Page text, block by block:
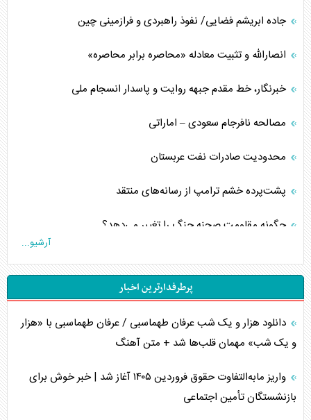
جاده ابریشم فضایی/ نفوذ راهبردی و فرازمینی چین
انصارالله و تثبیت معادله «محاصره برابر محاصره»
خبرنگار، خط مقدم جبهه روایت و پاسدار انسجام ملی
مصالحه نافرجام سعودی – اماراتی
محدودیت صادرات نفت عربستان
پشت‌پرده خشم ترامپ از رسانه‌های منتقد
چگونه مقاومت صحنه جنگ را تغییر می‌دهد؟
جنگ رمضان و معضل حضور نظامیان آمریکایی
تحلیل جامع پدیده تراستی‌ها
تأثیر جنگ ایران و آمریکا بر اقتصاد جهانی
اربعین، کابوس مشترک تل‌آویو-واشنگتن
آرشیو...
پرطرفدارترین اخبار
دانلود هزار و یک شب عرفان طهماسبی / عرفان طهماسبی با «هزار
و یک شب» مهمان قلب‌ها شد + متن آهنگ
واریز مابه‌التفاوت حقوق فروردین ۱۴۰۵ آغاز شد | خبر خوش برای
بازنشستگان تأمین اجتماعی